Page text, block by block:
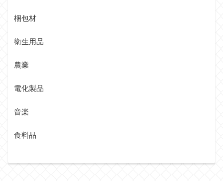
梱包材
衛生用品
農業
電化製品
音楽
食料品